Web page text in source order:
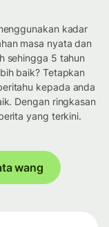
kadar
masa nyata dan
sehingga 5 tahun
baik? Tetapkan
kepada anda
Dengan ringkasan
yang terkini.
wang